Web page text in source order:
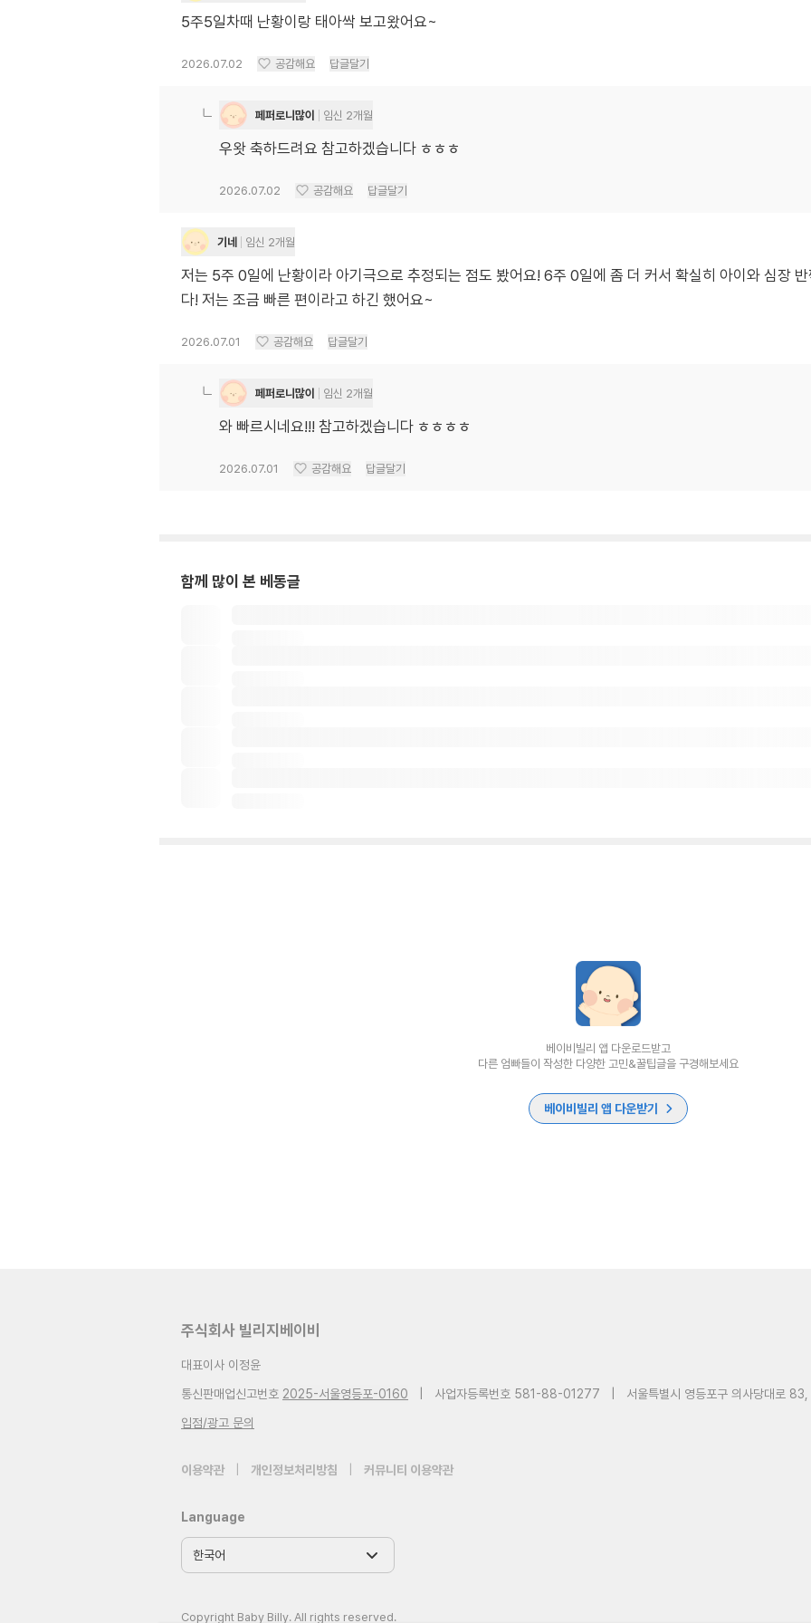
5주5일차때 난황이랑 태아싹 보고왔어요~
2026.07.02 공감해요 답글달기
페퍼로니많이 임신 2개월
우왓 축하드려요 참고하겠습니다 ㅎㅎㅎ
2026.07.02 공감해요 답글달기
기네 임신 2개월
저는 5주 0일에 난황이라 아기극으로 추정되는 점도 봤어요! 6주 0일에 좀 더 커서 확실히 아이와 심장
다! 저는 조금 빠른 편이라고 하긴 했어요~
2026.07.01 공감해요 답글달기
페퍼로니많이 임신 2개월
와 빠르시네요!!! 참고하겠습니다 ㅎㅎㅎㅎ
2026.07.01 공감해요 답글달기
함께 많이 본 베동글
베이비빌리 앱 다운로드받고
다른 엄빠들이 작성한 다양한 고민&꿀팁글을 구경해보세요
베이비빌리 앱 다운받기
주식회사 빌리지베이비
대표이사 이정윤
통신판매업신고번호 2025-서울영등포-0160 사업자등록번호 581-88-01277
서울특별시 영등포구 의사당대로
입점/광고 문의
이용약관 개인정보처리방침 커뮤니티 이용약관
Language
Copyright Baby Billy. All rights reserved.